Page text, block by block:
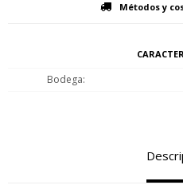
Métodos y
Bodega